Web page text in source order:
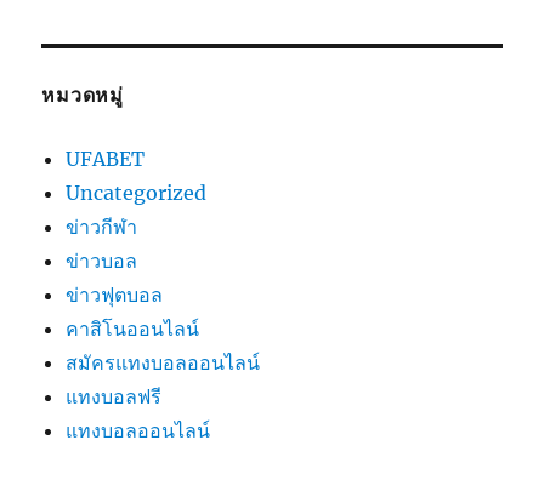
หมวดหมู่
UFABET
Uncategorized
ข่าวกีฬา
ข่าวบอล
ข่าวฟุตบอล
คาสิโนออนไลน์
สมัครแทงบอลออนไลน์
แทงบอลฟรี
แทงบอลออนไลน์